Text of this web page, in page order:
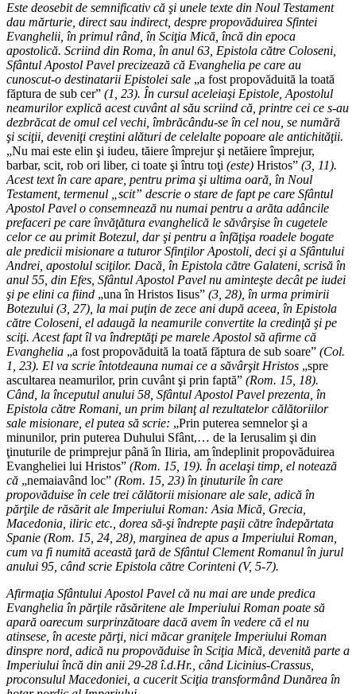
Este deosebit de semnificativ că şi unele texte din Noul Testament
dau mărturie, direct sau indirect, despre propovăduirea Sfintei
Evanghelii, în primul rând, în Sciţia Mică, încă din epoca
apostolică. Scriind din Roma, în anul 63, Epistola către Coloseni,
Sfântul Apostol Pavel precizează că Evanghelia pe care au
cunoscut-o destinatarii Epistolei sale „a fost propovăduită la toată
făptura de sub cer” (1, 23). În cursul aceleiaşi Epistole, Apostolul
neamurilor explică acest cuvânt al său scriind că, printre cei ce s-au
dezbrăcat de omul cel vechi, îmbrăcându-se în cel nou, se numără
şi sciţii, deveniţi creştini alături de celelalte popoare ale antichităţii.
„Nu mai este elin şi iudeu, tăiere împrejur şi netăiere împrejur,
barbar, scit, rob ori liber, ci toate şi întru toţi (este) Hristos” (3, 11).
Acest text în care apare, pentru prima şi ultima oară, în Noul
Testament, termenul „scit” descrie o stare de fapt pe care Sfântul
Apostol Pavel o consemnează nu numai pentru a arăta adâncile
prefaceri pe care învăţătura evanghelică le săvârşise în cugetele
celor ce au primit Botezul, dar şi pentru a înfăţişa roadele bogate
ale predicii misionare a tuturor Sfinţilor Apostoli, deci şi a Sfântului
Andrei, apostolul sciţilor. Dacă, în Epistola către Galateni, scrisă în
anul 55, din Efes, Sfântul Apostol Pavel nu aminteşte decât pe iudei
şi pe elini ca fiind „una în Hristos Iisus” (3, 28), în urma primirii
Botezului (3, 27), la mai puţin de zece ani după aceea, în Epistola
către Coloseni, el adaugă la neamurile convertite la credinţă şi pe
sciţi. Acest fapt îl va îndreptăţi pe marele Apostol să afirme că
Evanghelia „a fost propovăduită la toată făptura de sub soare” (Col.
1, 23). El va scrie întotdeauna numai ce a săvârşit Hristos „spre
ascultarea neamurilor, prin cuvânt şi prin faptă” (Rom. 15, 18).
Când, la începutul anului 58, Sfântul Apostol Pavel prezenta, în
Epistola către Romani, un prim bilanţ al rezultatelor călătoriilor
sale misionare, el putea să scrie: „Prin puterea semnelor şi a
minunilor, prin puterea Duhului Sfânt,… de la Ierusalim şi din
ţinuturile de primprejur până în Iliria, am îndeplinit propovăduirea
Evangheliei lui Hristos” (Rom. 15, 19). În acelaşi timp, el notează
că „nemaiavând loc” (Rom. 15, 23) în ţinuturile în care
propovăduise în cele trei călătorii misionare ale sale, adică în
părţile de răsărit ale Imperiului Roman: Asia Mică, Grecia,
Macedonia, iliric etc., dorea să-şi îndrepte paşii către îndepărtata
Spanie (Rom. 15, 24, 28), marginea de apus a Imperiului Roman,
cum va fi numită această ţară de Sfântul Clement Romanul în jurul
anului 95, când scrie Epistola către Corinteni (V, 5-7).
Afirmaţia Sfântului Apostol Pavel că nu mai are unde predica
Evanghelia în părţile răsăritene ale Imperiului Roman poate să
apară oarecum surprinzătoare dacă avem în vedere că el nu
atinsese, în aceste părţi, nici măcar graniţele Imperiului Roman
dinspre nord, adică nu propovăduise în Sciţia Mică, devenită parte a
Imperiului încă din anii 29-28 î.d.Hr., când Licinius-Crassus,
proconsulul Macedoniei, a cucerit Sciţia transformând Dunărea în